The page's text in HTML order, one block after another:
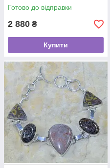
Готово до відправки
2 880 ₴
Купити